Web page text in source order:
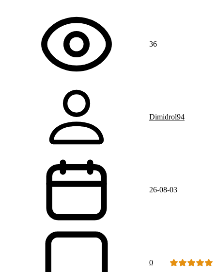
36
Dimidrol94
26-08-03
0